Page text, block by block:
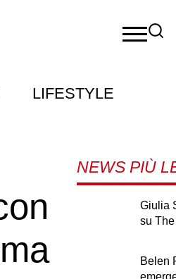
LIFESTYLE
NEWS PIÙ
Giulia
su
Belen